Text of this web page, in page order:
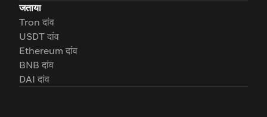
जताया
Tron दांव
USDT दांव
Ethereum दांव
BNB दांव
DAI दांव